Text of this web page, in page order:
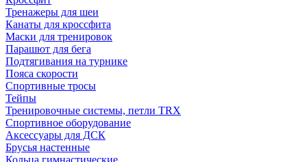
Тренажеры для шеи
Канаты для кроссфита
Маски для тренировок
Парашют для бега
Подтягивания на турнике
Пояса скорости
Спортивные тросы
Тейпы
Тренировочные системы, петли TRX
Спортивное оборудование
Аксессуары для ДСК
Брусья настенные
Кольца гимнастические